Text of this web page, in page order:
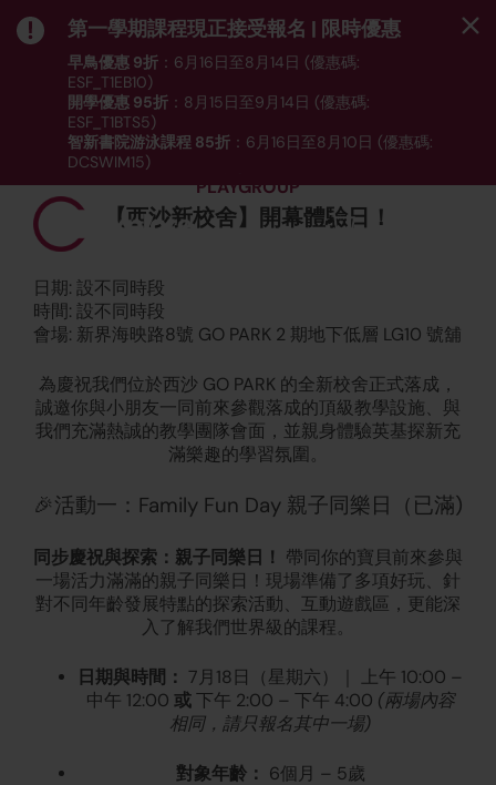
第一學期課程現正接受報名 | 限時優惠
早鳥優惠 9折 ：6月16日至8月14日 (優惠碼:
ESF_T1EB10)
開學優惠 95折 ：8月15日至9月14日 (優惠碼:
ESF_T1BTS5)
智新書院游泳課程 85折 ：6月16日至8月10日 (優惠碼:
DCSWIM15)
*受條款及細則約束｜按此瀏覽課程列表
MENU
PLAYGROUP
【西沙新校舍】開幕體驗日！
日期: 設不同時段
時間: 設不同時段
會場: 新界海映路8號 GO PARK 2 期地下低層 LG10 號舖
為慶祝我們位於西沙 GO PARK 的全新校舍正式落成，
誠邀你與小朋友一同前來參觀落成的頂級教學設施、與
我們充滿熱誠的教學團隊會面，並親身體驗英基探新充
滿樂趣的學習氛圍。
🎉活動一：Family Fun Day 親子同樂日（已滿)
同步慶祝與探索：親子同樂日！
帶同你的寶貝前來參與
一場活力滿滿的親子同樂日！現場準備了多項好玩、針
對不同年齡發展特點的探索活動、互動遊戲區，更能深
入了解我們世界級的課程。
日期與時間： 7月18日（星期六）｜ 上午 10:00 –
中午 12:00 或下午 2:00 – 下午 4:00 (兩場內容
相同，請只報名其中一場)
對象年齡： 6個月 – 5歲